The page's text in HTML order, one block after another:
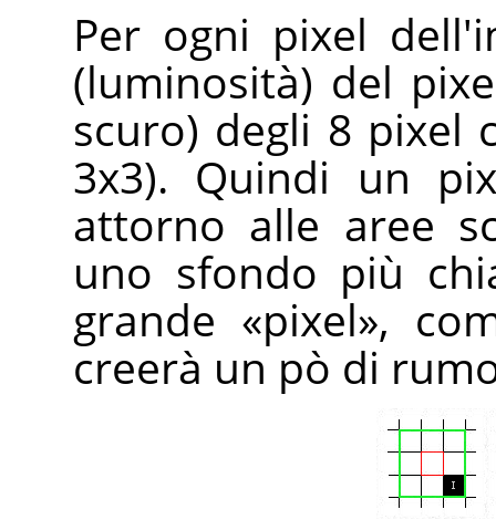
Per ogni pixel
(luminosità) del
scuro) degli 8 pixel
3x3). Quindi un
attorno alle aree
uno sfondo più
grande «pixel»,
creerà un pò di